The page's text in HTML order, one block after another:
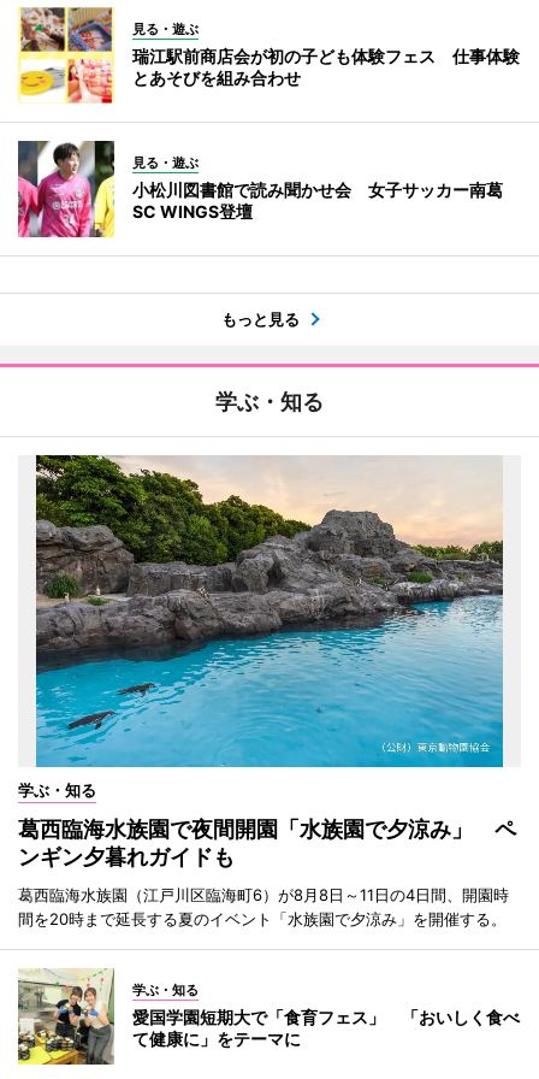
見る・遊ぶ
瑞江駅前商店会が初の子ども体験フェス 仕事体験
とあそびを組み合わせ
見る・遊ぶ
小松川図書館で読み聞かせ会 女子サッカー南葛
SC WINGS登壇
もっと見る
学ぶ・知る
学ぶ・知る
葛西臨海水族園で夜間開園「水族園で夕涼み」 ペ
ンギン夕暮れガイドも
葛西臨海水族園（江戸川区臨海町6）が8月8日～11日の4日間、開園時
間を20時まで延長する夏のイベント「水族園で夕涼み」を開催する。
学ぶ・知る
愛国学園短期大で「食育フェス」 「おいしく食べ
て健康に」をテーマに